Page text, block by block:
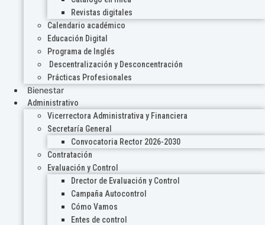
Revistas digitales
Calendario académico
Educación Digital
Programa de Inglés
Descentralización y Desconcentración
Prácticas Profesionales
Bienestar
Administrativo
Vicerrectora Administrativa y Financiera
Secretaría General
Convocatoria Rector 2026-2030
Contratación
Evaluación y Control
Drector de Evaluación y Control
Campaña Autocontrol
Cómo Vamos
Entes de control